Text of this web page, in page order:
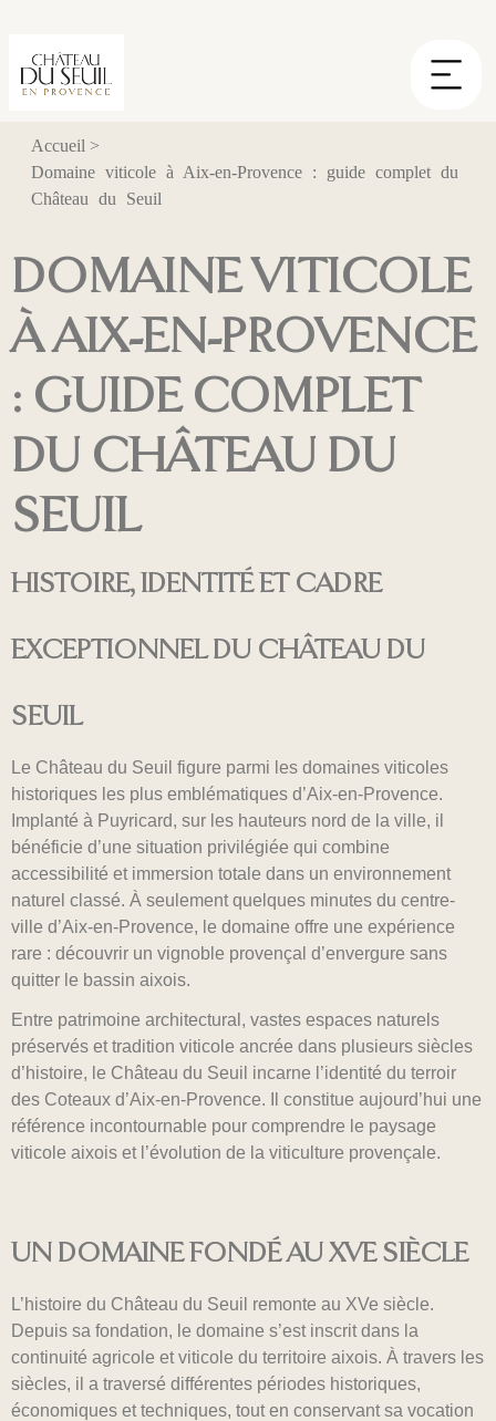
Accueil >
Domaine viticole à Aix-en-Provence : guide complet du
Château du Seuil
DOMAINE VITICOLE
À AIX-EN-PROVENCE
: GUIDE COMPLET
DU CHÂTEAU DU
SEUIL
HISTOIRE, IDENTITÉ ET CADRE
EXCEPTIONNEL DU CHÂTEAU DU
SEUIL
Le Château du Seuil figure parmi les domaines viticoles
historiques les plus emblématiques d’Aix-en-Provence.
Implanté à Puyricard, sur les hauteurs nord de la ville, il
bénéficie d’une situation privilégiée qui combine
accessibilité et immersion totale dans un environnement
naturel classé. À seulement quelques minutes du centre-
ville d’Aix-en-Provence, le domaine offre une expérience
rare : découvrir un vignoble provençal d’envergure sans
quitter le bassin aixois.
Entre patrimoine architectural, vastes espaces naturels
préservés et tradition viticole ancrée dans plusieurs siècles
d’histoire, le Château du Seuil incarne l’identité du terroir
des Coteaux d’Aix-en-Provence. Il constitue aujourd’hui une
référence incontournable pour comprendre le paysage
viticole aixois et l’évolution de la viticulture provençale.
UN DOMAINE FONDÉ AU XVE SIÈCLE
L’histoire du Château du Seuil remonte au XVe siècle.
Depuis sa fondation, le domaine s’est inscrit dans la
continuité agricole et viticole du territoire aixois. À travers les
siècles, il a traversé différentes périodes historiques,
économiques et techniques, tout en conservant sa vocation